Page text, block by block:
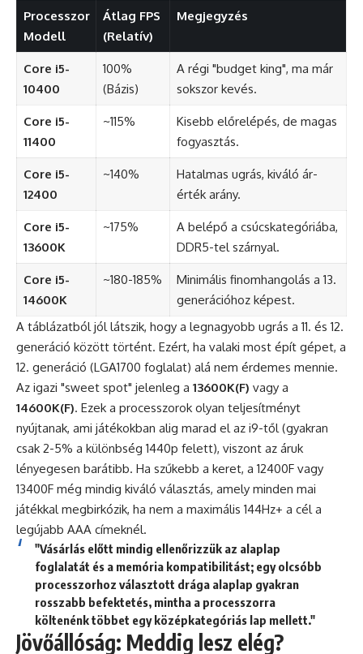
Processzor
Modell
Átlag FPS
(Relatív)
Megjegyzés
Core i5-
10400
100%
(Bázis)
A régi "budget king", ma már
sokszor kevés.
Core i5-
11400
~115%
Kisebb előrelépés, de magas
fogyasztás.
Core i5-
12400
~140%
Hatalmas ugrás, kiváló ár-
érték arány.
Core i5-
13600K
~175%
A belépő a csúcskategóriába,
DDR5-tel szárnyal.
Core i5-
14600K
~180-185%
Minimális finomhangolás a 13.
generációhoz képest.
A táblázatból jól látszik, hogy a legnagyobb ugrás a 11. és 12.
generáció között történt. Ezért, ha valaki most épít gépet, a
12. generáció (LGA1700 foglalat) alá nem érdemes mennie.
Az igazi "sweet spot" jelenleg a 13600K(F) vagy a
14600K(F). Ezek a processzorok olyan teljesítményt
nyújtanak, ami játékokban alig marad el az i9-től (gyakran
csak 2-5% a különbség 1440p felett), viszont az áruk
lényegesen barátibb. Ha szűkebb a keret, a 12400F vagy
13400F még mindig kiváló választás, amely minden mai
játékkal megbirkózik, ha nem a maximális 144Hz+ a cél a
legújabb AAA címeknél.
"Vásárlás előtt mindig ellenőrizzük az alaplap
foglalatát és a memória kompatibilitást; egy olcsóbb
processzorhoz választott drága alaplap gyakran
rosszabb befektetés, mintha a processzorra
költenénk többet egy középkategóriás lap mellett."
Jövőállóság: Meddig lesz elég?